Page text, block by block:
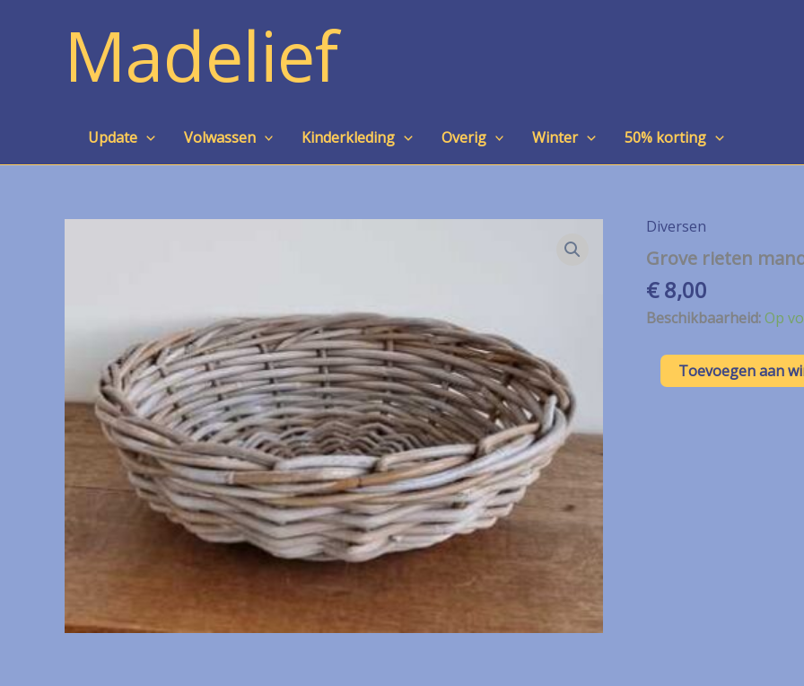
Madelief
Update Volwassen Kinderkleding Overig Winter 50% korting
Diversen
Grove rieten
€8,00
Beschikbaarheid:Op
Grove
rieten Toevoegen aan